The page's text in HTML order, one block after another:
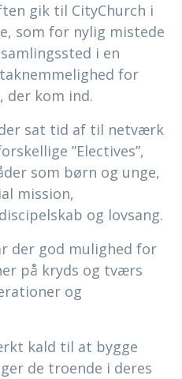
gik til CityChurch i
som for nylig mistede
i en
for
der kom ind.
sat tid af til netværk
”Electives”,
som børn og unge,
mission,
og lovsang.
der god mulighed for
på kryds og tværs
og
kald til at bygge
de troende i deres